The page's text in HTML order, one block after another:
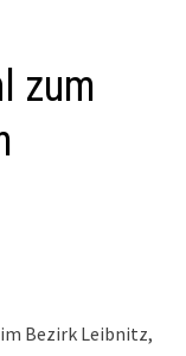
zum
Bezirk Leibnitz,